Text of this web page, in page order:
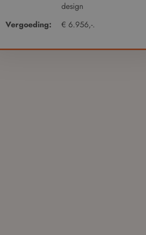
design
Vergoeding:
€ 6.956,-.